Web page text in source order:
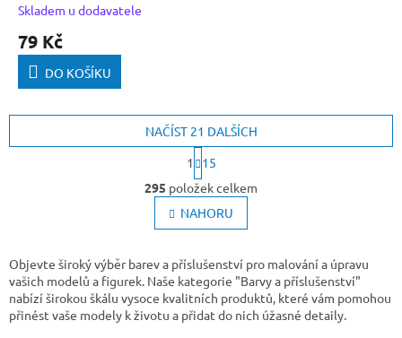
Skladem u dodavatele
79 Kč
DO KOŠÍKU
O
v
l
á
a
c
í
p
NAČÍST 21 DALŠÍCH
S
t
r
á
n
k
v
á
n
í
1
15
295 položek celkem
NAHORU
Objevte široký výběr barev a příslušenství pro malování a úpravu
vašich modelů a figurek. Naše kategorie "Barvy a příslušenství"
nabízí širokou škálu vysoce kvalitních produktů, které vám pomohou
přinést vaše modely k životu a přidat do nich úžasné detaily.